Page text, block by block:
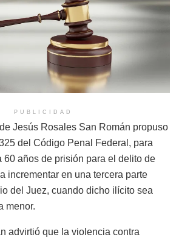
PUBLICIDAD
Jesús Rosales San Román propuso
del Código Penal Federal, para
60 años de prisión para el delito de
incrementar en una tercera parte
del Juez, cuando dicho ilícito sea
menor.
advirtió que la violencia contra